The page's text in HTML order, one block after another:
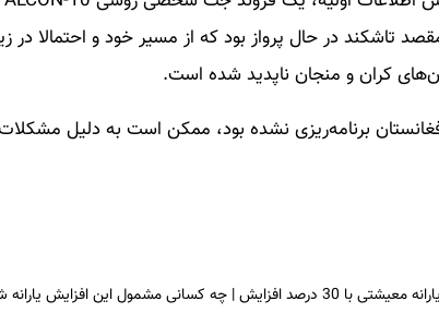
تاشکند در حال پرواز بود که از مسیر خود و احتمالا در
کران و منجان ناپدید شده است.
برنامه‌ریزی نشده بود، ممکن است به دلیل
مشمول این افزایش یارانه شدند؟